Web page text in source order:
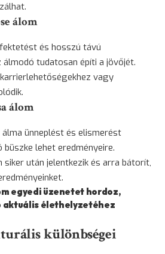
álom
és hosszú távú
tudatosan építi a jövőjét.
vagy
álom
ünneplést és elismerést
lehet eredményeire.
siker után jelentkezik és arra bátorít,
egyedi üzenetet hordoz,
aktuális élethelyzetéhez
különbségei